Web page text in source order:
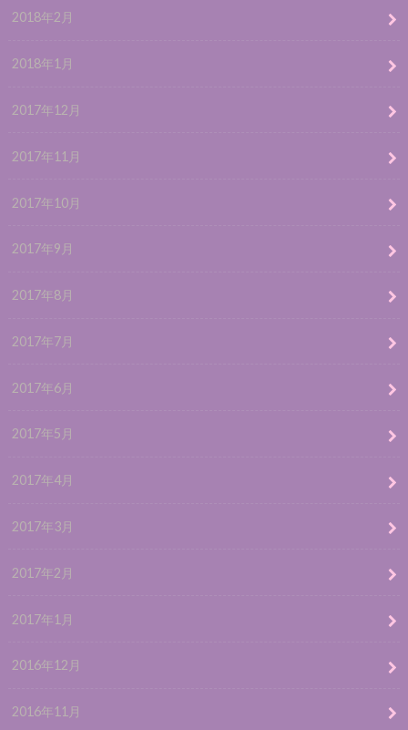
2018年2月
2018年1月
2017年12月
2017年11月
2017年10月
2017年9月
2017年8月
2017年7月
2017年6月
2017年5月
2017年4月
2017年3月
2017年2月
2017年1月
2016年12月
2016年11月